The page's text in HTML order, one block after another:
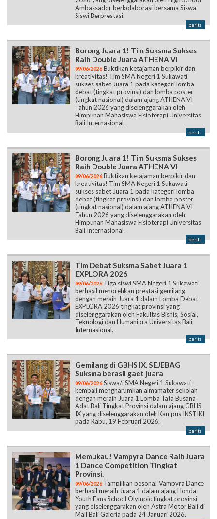
Ambassador berkolaborasi bersama Siswa
Siswi Berprestasi.
berita
Borong Juara 1! Tim Suksma Sukses
Raih Double Juara ATHENA VI
09/06/2026 Buktikan ketajaman berpikir dan
kreativitas! Tim SMA Negeri 1 Sukawati
sukses sabet Juara 1 pada kategori lomba
debat (tingkat provinsi) dan lomba poster
(tingkat nasional) dalam ajang ATHENA VI
Tahun 2026 yang diselenggarakan oleh
Himpunan Mahasiswa Fisioterapi Universitas
Bali Internasional.
berita
Borong Juara 1! Tim Suksma Sukses
Raih Double Juara ATHENA VI
09/06/2026 Buktikan ketajaman berpikir dan
kreativitas! Tim SMA Negeri 1 Sukawati
sukses sabet Juara 1 pada kategori lomba
debat (tingkat provinsi) dan lomba poster
(tingkat nasional) dalam ajang ATHENA VI
Tahun 2026 yang diselenggarakan oleh
Himpunan Mahasiswa Fisioterapi Universitas
Bali Internasional.
berita
Tim Debat Suksma Sabet Juara 1
EXPLORA 2026
09/06/2026 Tiga siswi SMA Negeri 1 Sukawati
berhasil menorehkan prestasi gemilang
dengan meraih Juara 1 dalam Lomba Debat
EXPLORA 2026 tingkat provinsi yang
diselenggarakan oleh Fakultas Bisnis, Sosial,
Teknologi dan Humaniora Universitas Bali
Internasional.
berita
Gemilang di GBHS IX, SEJEBAG
Suksma berasil gaet juara
09/06/2026 Siswa/i SMA Negeri 1 Sukawati
kembali mengharumkan almamater sekolah
dengan meraih Juara 1 Lomba Tata Busana
Adat Bali Tingkat Provinsi dalam ajang GBHS
IX yang diselenggarakan oleh Kampus INSTIKI
pada Rabu, 19 Februari 2026.
berita
Memukau! Vampyra Dance Raih Juara
1 Dance Competition Tingkat
Provinsi.
09/06/2026 Tampilkan pesona! Vampyra Dance
berhasil meraih Juara 1 dalam ajang Honda
Youth Fans School Olympic tingkat provinsi
yang diselenggarakan oleh Astra Motor Bali di
Mall Bali Galeria pada 24 Januari 2026.